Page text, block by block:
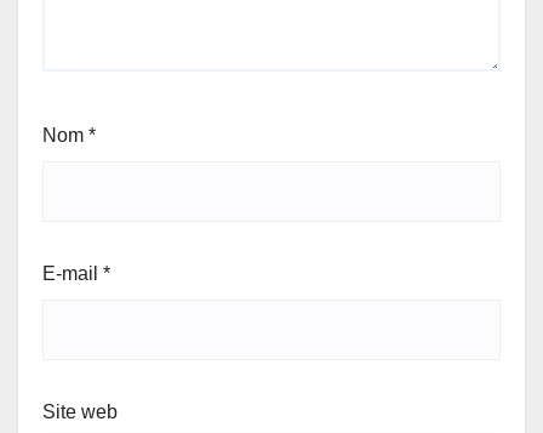
Nom *
E-mail *
Site web